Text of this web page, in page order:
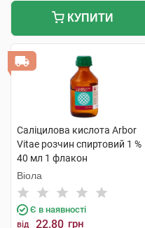
КУПИТИ
Саліцилова кислота Arbor
Vitae розчин спиртовий 1 %
40 мл 1 флакон
Віола
Є в наявності
від 22.80 грн